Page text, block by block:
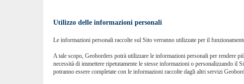
Utilizzo delle informazioni personali
Le informazioni personali raccolte sul Sito verranno utilizzate per il
A tale scopo, Geoborders potrà utilizzare le informazioni personali per rendere
necessità di immettere ripetutamente le stesse informazioni o personalizzando
potranno essere completate con le informazioni raccolte dagli altri servizi